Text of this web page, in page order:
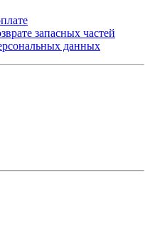
запасных частей
данных